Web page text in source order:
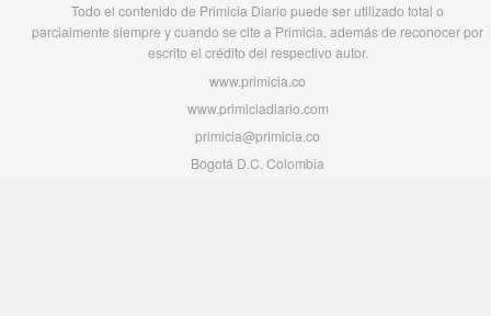
Todo el contenido de Primicia Diario puede ser utilizado total o
parcialmente siempre y cuando se cite a Primicia, además de reconocer por
escrito el crédito del respectivo autor.
www.primicia.co
www.primiciadiario.com
primicia@primicia.co
Bogotá D.C. Colombia